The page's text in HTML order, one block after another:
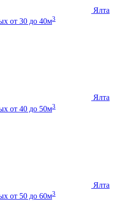
Ялта
от 30 до 40м3
Ялта
от 40 до 50м3
Ялта
от 50 до 60м3